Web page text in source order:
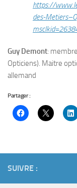
https://
des-
Guy Demont:
Opticiens). Maitre
allemand
Partager :
SUIVRE :